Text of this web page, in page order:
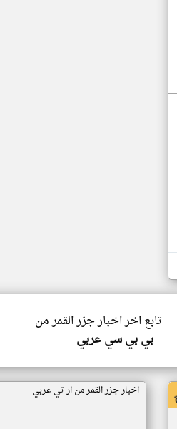
تابع اخر اخبار جزر القمر من
بي بي سي عربي
اخبار جزر القمر من ار تي عربي